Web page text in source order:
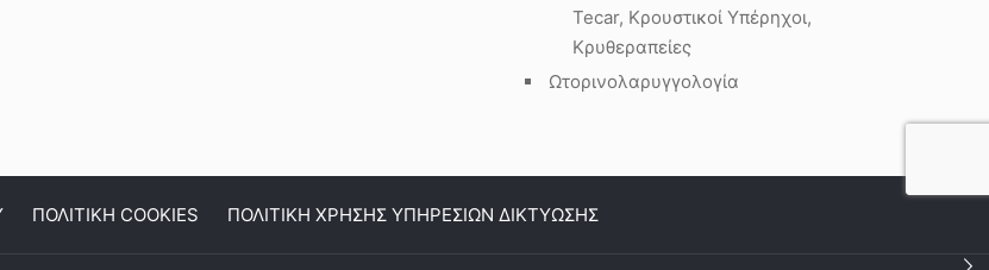
Tecar, Κρουστικοί Υπέρηχοι,
Κρυθεραπείες
Ωτορινολαρυγγολογία
ΠΟΛΙΤΙΚΗ COOKIES ΠΟΛΙΤΙΚΗ ΧΡΗΣΗΣ ΥΠΗΡΕΣΙΩΝ ΔΙΚΤΥΩΣΗΣ